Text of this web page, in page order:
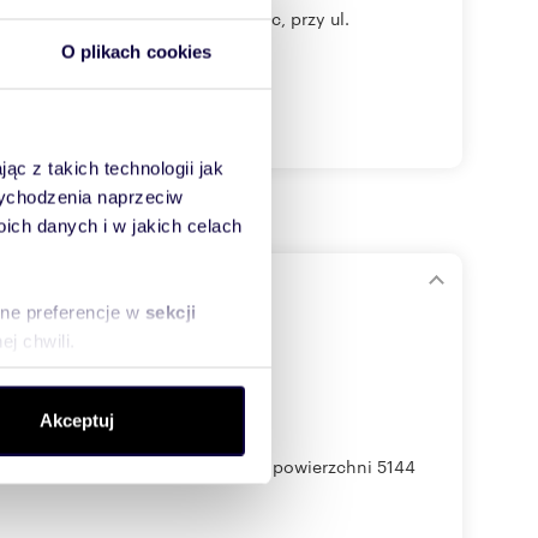
O plikach cookies
z takich technologii jak
naprzeciw
danych i w jakich celach
preferencje w sekcji
chwili.
społecznościowym,
od Ciebie lub
Akceptuj
w dzielnicy Północ, przy ul.
przy ul. Pułaskiego, o powierzchni 5144